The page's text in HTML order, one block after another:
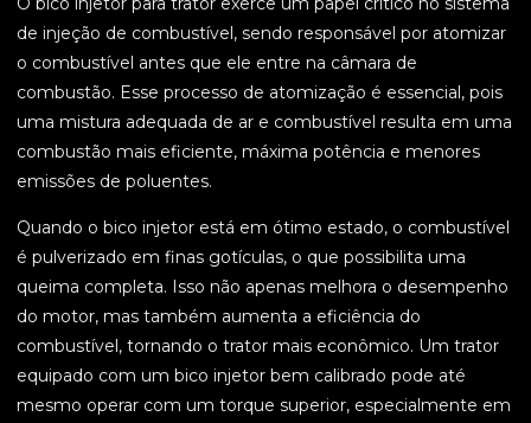
de injeção de combustível, sendo responsável por atomizar
o combustível antes que ele entre na câmara de
combustão. Esse processo de atomização é essencial, pois
uma mistura adequada de ar e combustível resulta em uma
combustão mais eficiente, máxima potência e menores
emissões de poluentes.
Quando o bico injetor está em ótimo estado, o combustível
é pulverizado em finas gotículas, o que possibilita uma
queima completa. Isso não apenas melhora o desempenho
do motor, mas também aumenta a eficiência do
combustível, tornando o trator mais econômico. Um trator
equipado com um bico injetor bem calibrado pode até
mesmo operar com um torque superior, especialmente em